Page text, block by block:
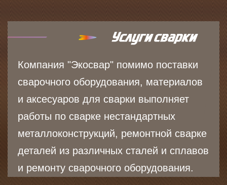
Компания "Экосвар" помимо поставки
сварочного оборудования, материалов
и аксесуаров для сварки выполняет
работы по сварке нестандартных
металлоконструкций, ремонтной сварке
деталей из различных сталей и сплавов
и ремонту сварочного оборудования.